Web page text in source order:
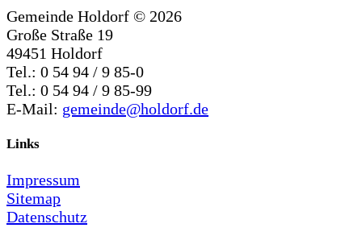
Gemeinde Holdorf © 2026
Große Straße 19
49451 Holdorf
Tel.: 0 54 94 / 9 85-0
Tel.: 0 54 94 / 9 85-99
E-Mail: gemeinde@holdorf.de
Links
Impressum
Sitemap
Datenschutz